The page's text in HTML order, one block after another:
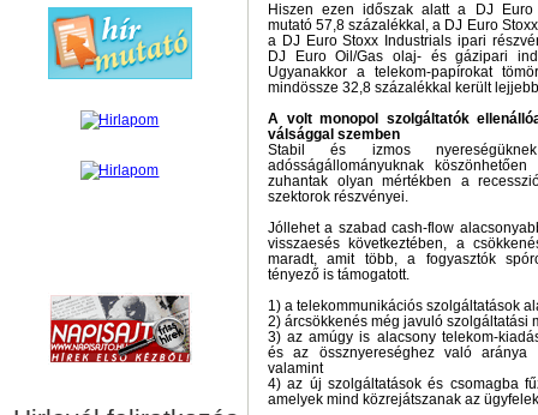
Hiszen ezen időszak alatt a DJ Euro
mutató 57,8 százalékkal, a DJ Euro
a DJ Euro Stoxx Industrials ipari
DJ Euro Oil/Gas olaj- és gázipari
Ugyanakkor a telekom-papírokat
mindössze 32,8 százalékkal került
A volt monopol szolgáltatók
válsággal szemben
Stabil és izmos
adósságállományuknak
zuhantak olyan mértékben a
szektorok részvényei.
Jóllehet a szabad cash-flow
visszaesés következtében, a
maradt, amit több, a fogyasztók
tényező is támogatott.
1) a telekommunikációs szolgáltatások
2) árcsökkenés még javuló szolgáltatási
3) az amúgy is alacsony telekom-
és az össznyereséghez való aránya
valamint
4) az új szolgáltatások és csomagba
amelyek mind közrejátszanak az